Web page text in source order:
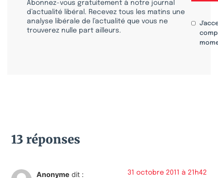
Abonnez-vous gratuitement à notre journal
d’actualité libéral. Recevez tous les matins une
analyse libérale de l’actualité que vous ne
trouverez nulle part ailleurs.
13 réponses
Anonyme dit : 31 octobre 2011 à 21h42